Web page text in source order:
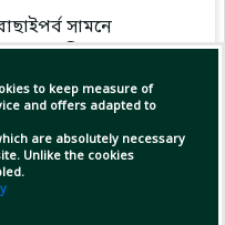
to keep measure of
and offers adapted to
are absolutely necessary
Unlike the cookies
সামনে
যোগ দিয়েছেন
আব্বাস।
ফুটবলের
অনূর্ধ্ব-১৮ দলে